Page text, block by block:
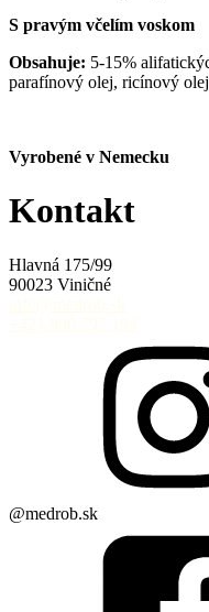
S pravým včelím voskom
Obsahuje: 5-15%
parafínový olej, ricínový
Vyrobené v Nemecku
Kontakt
Hlavná 175/99
90023 Viničné
@medrob.sk